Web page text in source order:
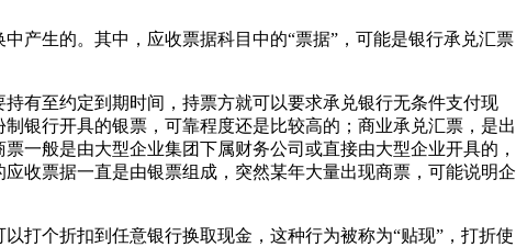
产生的。其中，应收票据科目中的“票据”，可能是银行承兑汇票
有至约定到期时间，持票方就可以要求承兑银行无条件支付现
银行开具的银票，可靠程度还是比较高的；商业承兑汇票，是出
一般是由大型企业集团下属财务公司或直接由大型企业开具的，
收票据一直是由银票组成，突然某年大量出现商票，可能说明企
打个折扣到任意银行换取现金，这种行为被称为“贴现”，打折使